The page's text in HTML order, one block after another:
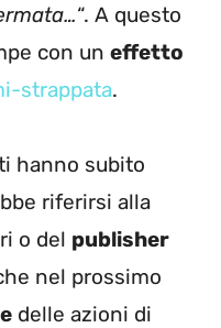
“. A questo
con un effetto
strappata.
hanno subito
riferirsi alla
o del publisher
nel prossimo
delle azioni di